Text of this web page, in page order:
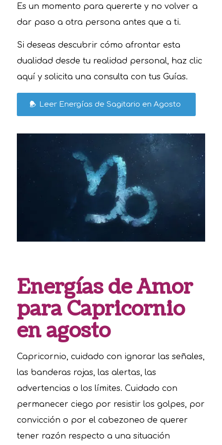
Es un momento para quererte y no volver a
dar paso a otra persona antes que a ti.
Si deseas descubrir cómo afrontar esta
dualidad desde tu realidad personal, haz clic
aquí y solicita una consulta con tus Guías.
Leer Energías de Sagitario en Agosto
Energías de Amor
para Capricornio
en agosto
Capricornio, cuidado con ignorar las señales,
las banderas rojas, las alertas, las
advertencias o los límites. Cuidado con
permanecer ciego por resistir los golpes, por
convicción o por el cabezoneo de querer
tener razón respecto a una situación